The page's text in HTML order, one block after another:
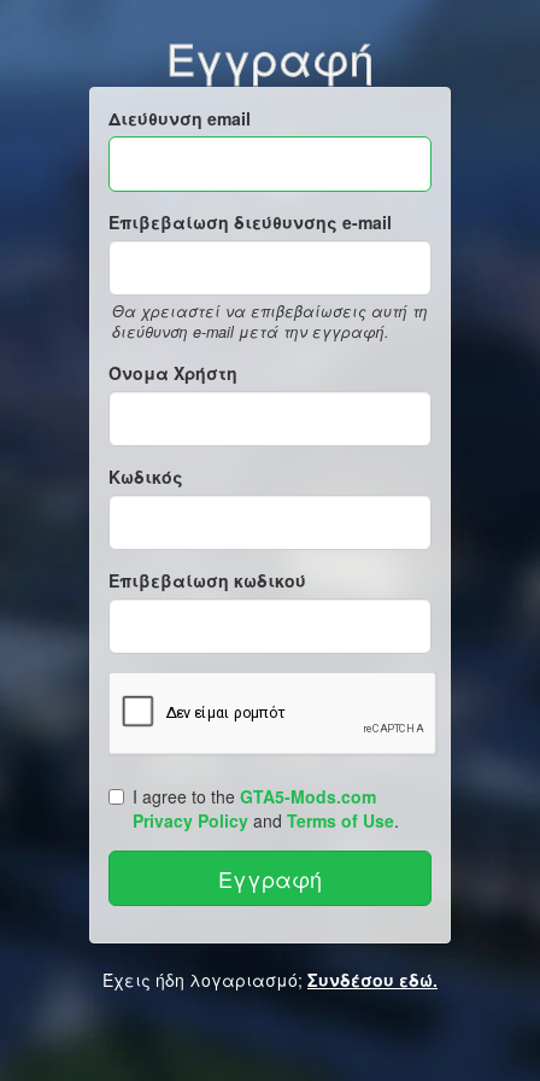
Εγγραφή
Διεύθυνση email
Επιβεβαίωση διεύθυνσης e-mail
Θα χρειαστεί να επιβεβαίωσεις αυτή τη
διεύθυνση e-mail μετά την εγγραφή.
Όνομα Χρήστη
Κωδικός
Επιβεβαίωση κωδικού
I agree to the GTA5-Mods.com
Privacy Policy and Terms of Use.
Έχεις ήδη λογαριασμό; Συνδέσου εδώ.